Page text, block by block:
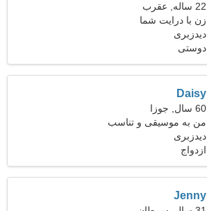
22 ساله, عقرب
زن با درایت شما
دیدزبری
دوستی
Daisy
60 سال, جوزا
من به موسیقی و تناسب
اندام علاقه دارم
دیدزبری
ازدواج
Jenny